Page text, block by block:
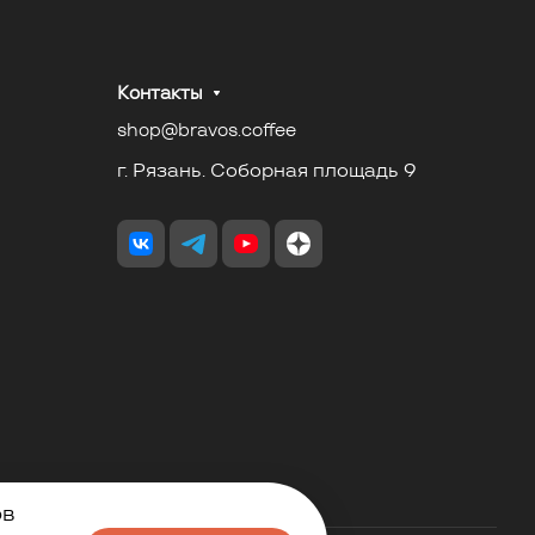
Контакты
shop@bravos.coffee
г. Рязань. Соборная площадь 9